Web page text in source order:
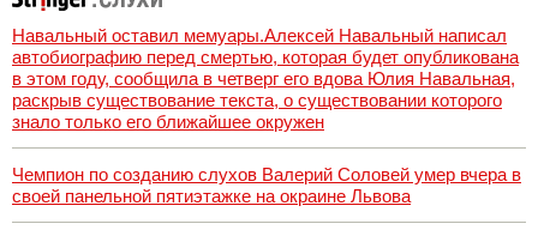
Навальный оставил мемуары.Алексей Навальный написал
автобиографию перед смертью, которая будет опубликована
в этом году, сообщила в четверг его вдова Юлия Навальная,
раскрыв существование текста, о существовании которого
знало только его ближайшее окружен
Чемпион по созданию слухов Валерий Соловей умер вчера в
своей панельной пятиэтажке на окраине Львова